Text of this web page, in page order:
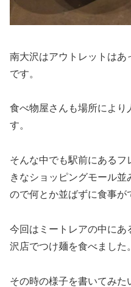
南大沢はアウトレットはあ
です。
食べ物屋さんも場所により
す。
そんな中でも駅前にある
きなショッピングモール
ので何とか並ばずに食事が
今回はミートレアの中にあ
沢店でつけ麺を食べました。
その時の様子を書いてみた